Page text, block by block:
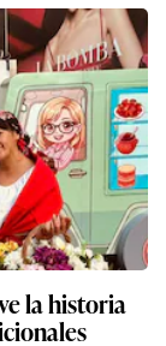
la historia